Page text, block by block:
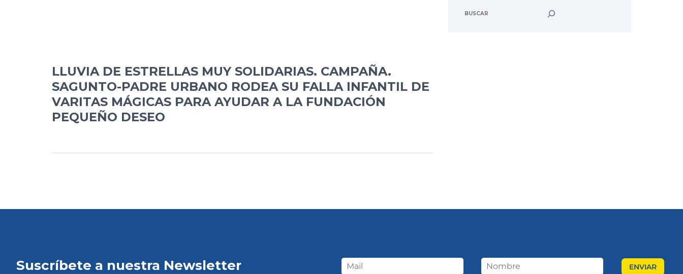
LLUVIA DE ESTRELLAS MUY SOLIDARIAS. CAMPAÑA.
SAGUNTO-PADRE URBANO RODEA SU FALLA INFANTIL DE
VARITAS MÁGICAS PARA AYUDAR A LA FUNDACIÓN
PEQUEÑO DESEO
Suscríbete a nuestra Newsletter